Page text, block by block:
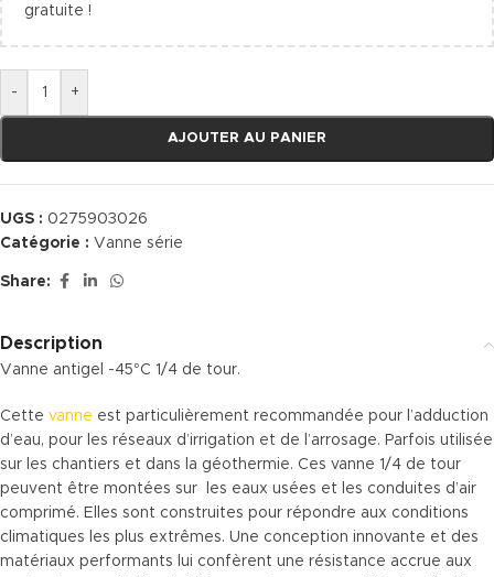
gratuite !
- +
AJOUTER AU PANIER
UGS : 0275903026
Catégorie : Vanne série
Share:
Description
Vanne antigel -45°C 1/4 de tour.
Cette vanne est particulièrement recommandée pour l’adduction
d’eau, pour les réseaux d’irrigation et de l’arrosage. Parfois utilisée
sur les chantiers et dans la géothermie. Ces vanne 1/4 de tour
peuvent être montées sur les eaux usées et les conduites d’air
comprimé. Elles sont construites pour répondre aux conditions
climatiques les plus extrêmes. Une conception innovante et des
matériaux performants lui confèrent une résistance accrue aux